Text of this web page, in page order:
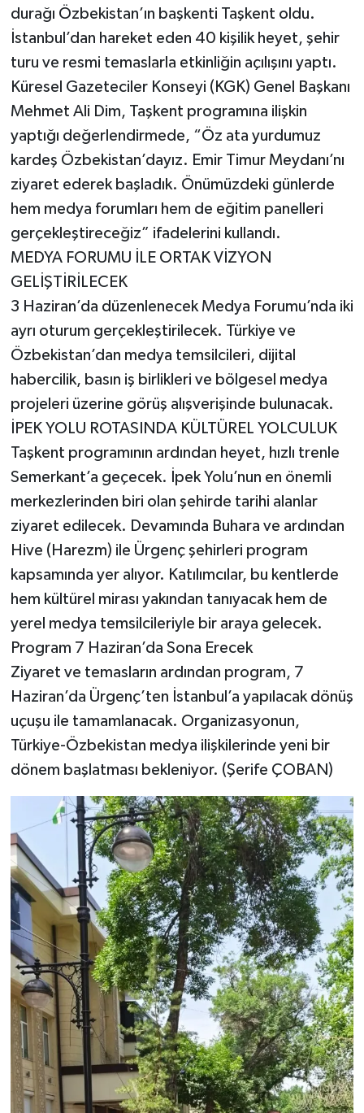
durağı Özbekistan’ın başkenti Taşkent oldu.
İstanbul’dan hareket eden 40 kişilik heyet, şehir
turu ve resmi temaslarla etkinliğin açılışını yaptı.
Küresel Gazeteciler Konseyi (KGK) Genel Başkanı
Mehmet Ali Dim, Taşkent programına ilişkin
yaptığı değerlendirmede, “Öz ata yurdumuz
kardeş Özbekistan’dayız. Emir Timur Meydanı’nı
ziyaret ederek başladık. Önümüzdeki günlerde
hem medya forumları hem de eğitim panelleri
gerçekleştireceğiz” ifadelerini kullandı.
MEDYA FORUMU İLE ORTAK VİZYON
GELİŞTİRİLECEK
3 Haziran’da düzenlenecek Medya Forumu’nda iki
ayrı oturum gerçekleştirilecek. Türkiye ve
Özbekistan’dan medya temsilcileri, dijital
habercilik, basın iş birlikleri ve bölgesel medya
projeleri üzerine görüş alışverişinde bulunacak.
İPEK YOLU ROTASINDA KÜLTÜREL YOLCULUK
Taşkent programının ardından heyet, hızlı trenle
Semerkant’a geçecek. İpek Yolu’nun en önemli
merkezlerinden biri olan şehirde tarihi alanlar
ziyaret edilecek. Devamında Buhara ve ardından
Hive (Harezm) ile Ürgenç şehirleri program
kapsamında yer alıyor. Katılımcılar, bu kentlerde
hem kültürel mirası yakından tanıyacak hem de
yerel medya temsilcileriyle bir araya gelecek.
Program 7 Haziran’da Sona Erecek
Ziyaret ve temasların ardından program, 7
Haziran’da Ürgenç’ten İstanbul’a yapılacak dönüş
uçuşu ile tamamlanacak. Organizasyonun,
Türkiye-Özbekistan medya ilişkilerinde yeni bir
dönem başlatması bekleniyor. (Şerife ÇOBAN)